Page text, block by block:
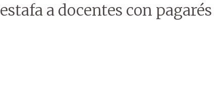
a docentes con pagarés